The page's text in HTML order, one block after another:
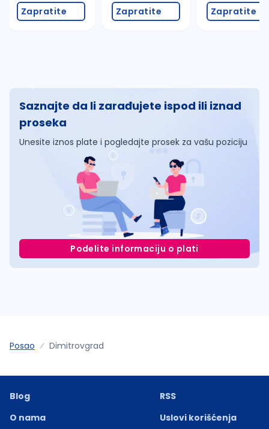
Zapratite Zapratite Zapratite
Saznajte da li zarađujete ispod ili iznad
proseka
Unesite iznos plate i pogledajte prosek za vašu poziciju
Podelite informaciju o plati
Posao Dimitrovgrad
Blog
O nama
RSS
Uslovi korišćenja